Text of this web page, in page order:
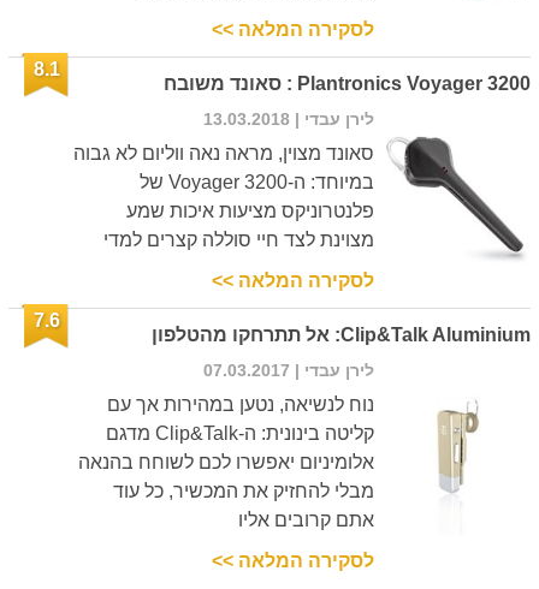
לסקירה המלאה >>
Plantronics Voyager 3200 : סאונד משובח
8.1
לירן עבדי | 13.03.2018
סאונד מצוין, מראה נאה ווליום לא גבוה
במיוחד: ה-Voyager 3200 של
פלנטרוניקס מציעות איכות שמע
מצוינת לצד חיי סוללה קצרים למדי
לסקירה המלאה >>
Clip&Talk Aluminium: אל תתרחקו מהטלפון
7.6
לירן עבדי | 07.03.2017
נוח לנשיאה, נטען במהירות אך עם
קליטה בינונית: ה-Clip&Talk מדגם
אלומיניום יאפשרו לכם לשוחח בהנאה
מבלי להחזיק את המכשיר, כל עוד
אתם קרובים אליו
לסקירה המלאה >>